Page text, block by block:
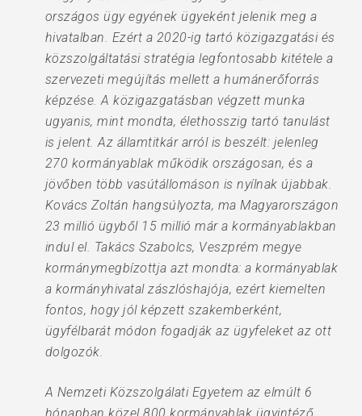
országos ügy egyének ügyeként jelenik meg a
hivatalban. Ezért a 2020-ig tartó közigazgatási és
közszolgáltatási stratégia legfontosabb kitétele a
szervezeti megújítás mellett a humánerőforrás
képzése. A közigazgatásban végzett munka
ugyanis, mint mondta, élethosszig tartó tanulást
is jelent. Az államtitkár arról is beszélt: jelenleg
270 kormányablak működik országosan, és a
jövőben több vasútállomáson is nyílnak újabbak.
Kovács Zoltán hangsúlyozta, ma Magyarországon
23 millió ügyből 15 millió már a kormányablakban
indul el. Takács Szabolcs, Veszprém megye
kormánymegbízottja azt mondta: a kormányablak
a kormányhivatal zászlóshajója, ezért kiemelten
fontos, hogy jól képzett szakemberként,
ügyfélbarát módon fogadják az ügyfeleket az ott
dolgozók.
A Nemzeti Közszolgálati Egyetem az elmúlt 6